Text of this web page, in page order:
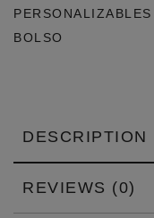
BOLSO
DESCRIPTION
REVIEWS (0)